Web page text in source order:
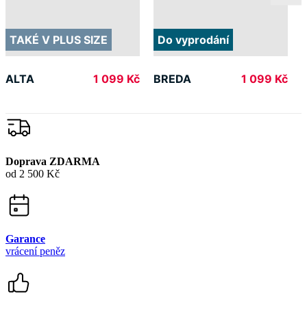
TAKÉ V PLUS SIZE
ALTA 1 099 Kč
Do vyprodání
BREDA 1 099 Kč
Doprava ZDARMA
od 2 500 Kč
Garance
vrácení peněz